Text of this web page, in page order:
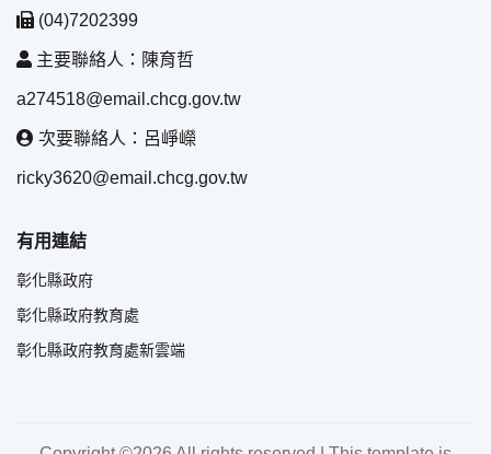
(04)7202399
主要聯絡人：陳育哲
a274518@email.chcg.gov.tw
次要聯絡人：呂崢嶸
ricky3620@email.chcg.gov.tw
有用連結
彰化縣政府
彰化縣政府教育處
彰化縣政府教育處新雲端